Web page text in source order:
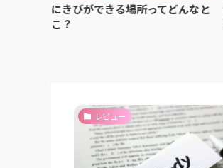
にきびができる場所ってどんなと
こ？
レビュー